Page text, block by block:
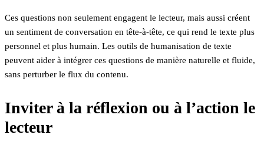
Ces questions non seulement engagent le lecteur, mais aussi créent
un sentiment de conversation en tête-à-tête, ce qui rend le texte plus
personnel et plus humain. Les outils de humanisation de texte
peuvent aider à intégrer ces questions de manière naturelle et fluide,
sans perturber le flux du contenu.
Inviter à la réflexion ou à l’action le
lecteur